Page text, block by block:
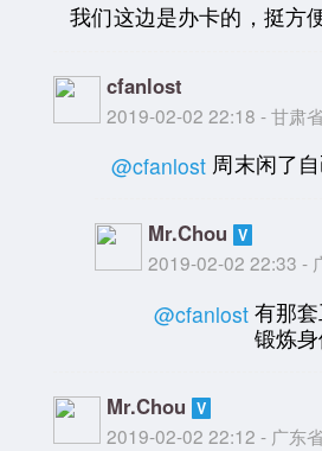
我们这边是办卡的，挺方
cfanlost
2019-02-02 22:18 - 甘肃
@cfanlost 周末闲了
Mr.Chou
2019-02-02 22:33 -
@cfanlost 有那
锻炼身
Mr.Chou
2019-02-02 22:12 - 广东